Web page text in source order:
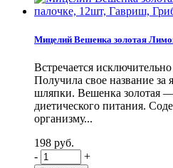
Мицелий Вешенка золотая
Встречается
Получила свое название
шляпки. Вешенка золотая
диетического питания.
организму...
198 руб.
-
+